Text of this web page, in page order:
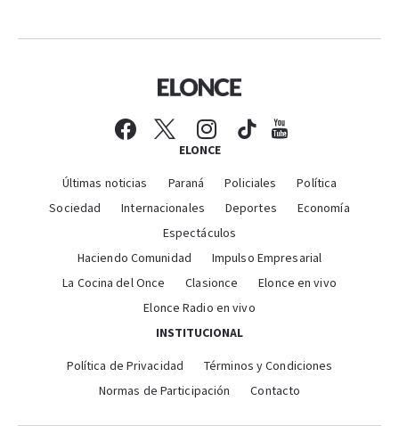
ELONCE
Últimas noticias Paraná Policiales
Política
Sociedad
Internacionales Deportes
Economía
Espectáculos
Haciendo Comunidad
Impulso Empresarial
La Cocina del Once
Clasionce
Elonce en vivo
Elonce Radio en vivo
INSTITUCIONAL
Política de Privacidad
Términos y Condiciones
Normas de Participación
Contacto